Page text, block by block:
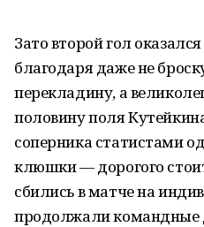
Зато второй гол
благодаря даже не
перекладину, а
половину поля
соперника статистами
клюшки — дорогого
сбились в матче на
продолжали командные